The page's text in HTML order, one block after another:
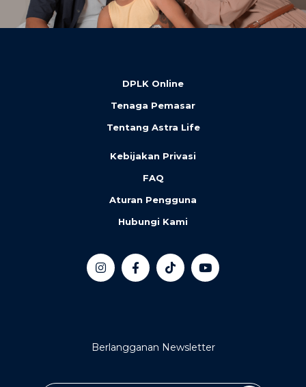
DPLK Online
Tenaga Pemasar
Tentang Astra Life
Kebijakan Privasi
FAQ
Aturan Pengguna
Hubungi Kami
Berlangganan Newsletter